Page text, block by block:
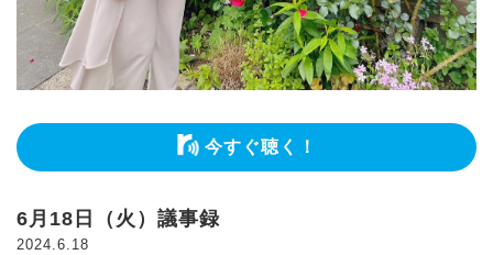
今すぐ聴く！
6月18日（火）議事録
2024.6.18